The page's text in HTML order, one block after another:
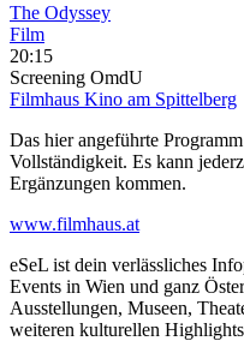
The Odyssey
Film
20:15
Screening OmdU
Filmhaus Kino am Spittelberg
Das hier angeführte
Vollständigkeit. Es kann
Ergänzungen kommen.
www.filmhaus.at
eSeL ist dein verlässliches
Events in Wien und ganz
Ausstellungen, Museen,
weiteren kulturellen